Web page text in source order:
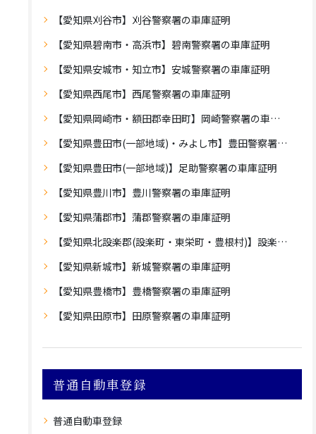
【愛知県刈谷市】刈谷警察署の車庫証明
【愛知県碧南市・高浜市】碧南警察署の車庫証明
【愛知県安城市・知立市】安城警察署の車庫証明
【愛知県西尾市】西尾警察署の車庫証明
【愛知県岡崎市・額田郡幸田町】岡崎警察署の車庫証明
【愛知県豊田市(一部地域)・みよし市】豊田警察署の車庫証明
【愛知県豊田市(一部地域)】足助警察署の車庫証明
【愛知県豊川市】豊川警察署の車庫証明
【愛知県蒲郡市】蒲郡警察署の車庫証明
【愛知県北設楽郡(設楽町・東栄町・豊根村)】設楽警察署の車庫証明
【愛知県新城市】新城警察署の車庫証明
【愛知県豊橋市】豊橋警察署の車庫証明
【愛知県田原市】田原警察署の車庫証明
普通自動車登録
普通自動車登録